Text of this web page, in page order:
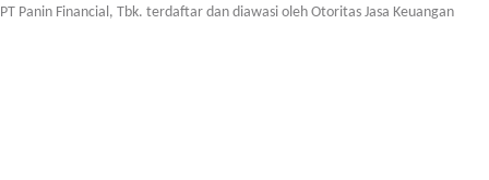
PT Panin Financial, Tbk. terdaftar dan diawasi oleh Otoritas Jasa Keuangan